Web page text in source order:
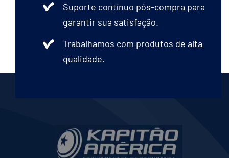
Suporte contínuo pós-compra para
garantir sua satisfação.
Trabalhamos com produtos de alta
qualidade.